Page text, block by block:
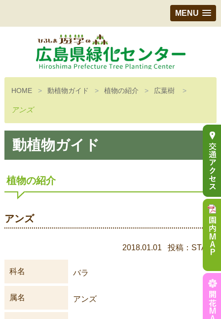
MENU
HOME 動植物ガイド 植物の紹介 広葉樹
アンズ
動植物ガイド
植物の紹介
アンズ
2018.01.01 投稿：STAFF
科名 バラ
属名 アンズ